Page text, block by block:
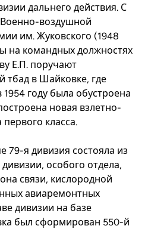
дальнего действия. С
воздушной
им. Жуковского (1948
на командных должностях
Е.П. поручают
тбад в Шайковке, где
году была обустроена
новая взлетно-
класса.
79-я дивизия состояла из
особого отдела,
связи, кислородной
авиаремонтных
дивизии на базе
был сформирован 550-й